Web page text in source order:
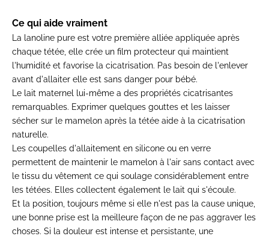
Ce qui aide vraiment
La lanoline pure est votre première alliée appliquée après
chaque tétée, elle crée un film protecteur qui maintient
l'humidité et favorise la cicatrisation. Pas besoin de l'enlever
avant d'allaiter elle est sans danger pour bébé.
Le lait maternel lui-même a des propriétés cicatrisantes
remarquables. Exprimer quelques gouttes et les laisser
sécher sur le mamelon après la tétée aide à la cicatrisation
naturelle.
Les coupelles d'allaitement en silicone ou en verre
permettent de maintenir le mamelon à l'air sans contact avec
le tissu du vêtement ce qui soulage considérablement entre
les tétées. Elles collectent également le lait qui s'écoule.
Et la position, toujours même si elle n'est pas la cause unique,
une bonne prise est la meilleure façon de ne pas aggraver les
choses. Si la douleur est intense et persistante, une